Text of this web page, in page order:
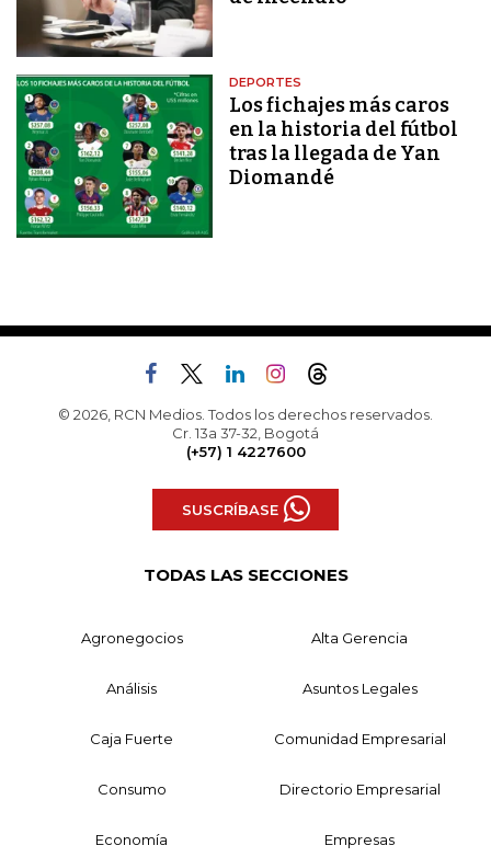
DEPORTES
Los fichajes más caros
en la historia del fútbol
tras la llegada de Yan
Diomandé
© 2026, RCN Medios. Todos los derechos reservados.
Cr. 13a 37-32, Bogotá
(+57) 1 4227600
SUSCRÍBASE
TODAS LAS SECCIONES
Agronegocios Alta Gerencia
Análisis Asuntos Legales
Caja Fuerte Comunidad Empresarial
Consumo Directorio Empresarial
Economía Empresas